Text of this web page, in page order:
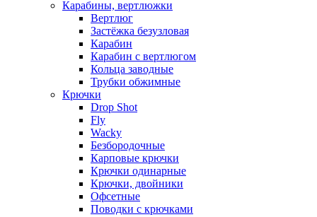
Карабины, вертлюжки
Вертлюг
Застёжка безузловая
Карабин
Карабин с вертлюгом
Кольца заводные
Трубки обжимные
Крючки
Drop Shot
Fly
Wacky
Безбородочные
Карповые крючки
Крючки одинарные
Крючки, двойники
Офсетные
Поводки с крючками